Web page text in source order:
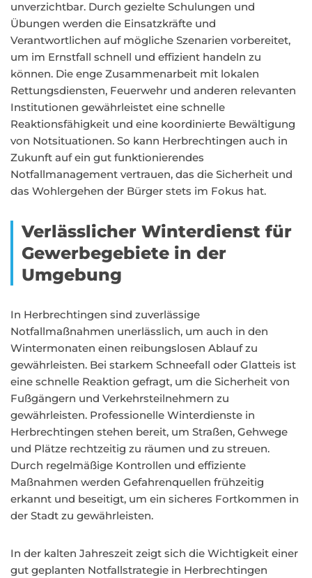
unverzichtbar. Durch gezielte Schulungen und
Übungen werden die Einsatzkräfte und
Verantwortlichen auf mögliche Szenarien vorbereitet,
um im Ernstfall schnell und effizient handeln zu
können. Die enge Zusammenarbeit mit lokalen
Rettungsdiensten, Feuerwehr und anderen relevanten
Institutionen gewährleistet eine schnelle
Reaktionsfähigkeit und eine koordinierte Bewältigung
von Notsituationen. So kann Herbrechtingen auch in
Zukunft auf ein gut funktionierendes
Notfallmanagement vertrauen, das die Sicherheit und
das Wohlergehen der Bürger stets im Fokus hat.
Verlässlicher Winterdienst für
Gewerbegebiete in der
Umgebung
In Herbrechtingen sind zuverlässige
Notfallmaßnahmen unerlässlich, um auch in den
Wintermonaten einen reibungslosen Ablauf zu
gewährleisten. Bei starkem Schneefall oder Glatteis ist
eine schnelle Reaktion gefragt, um die Sicherheit von
Fußgängern und Verkehrsteilnehmern zu
gewährleisten. Professionelle Winterdienste in
Herbrechtingen stehen bereit, um Straßen, Gehwege
und Plätze rechtzeitig zu räumen und zu streuen.
Durch regelmäßige Kontrollen und effiziente
Maßnahmen werden Gefahrenquellen frühzeitig
erkannt und beseitigt, um ein sicheres Fortkommen in
der Stadt zu gewährleisten.
In der kalten Jahreszeit zeigt sich die Wichtigkeit einer
gut geplanten Notfallstrategie in Herbrechtingen